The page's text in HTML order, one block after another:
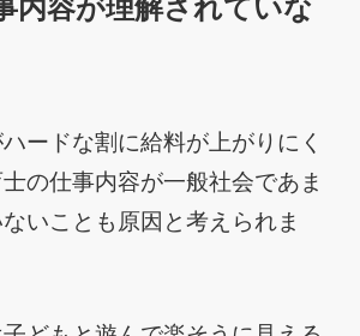
内容が理解されていな
ードな割に給料が上がりにく
の仕事内容が一般社会であま
いことも原因と考えられま